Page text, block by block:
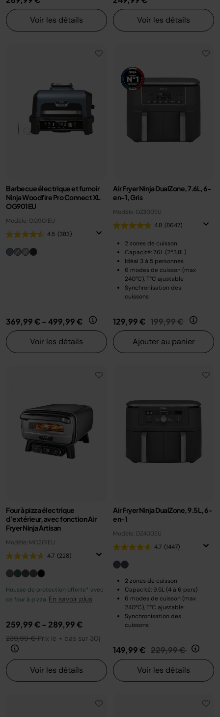
Voir les détails
Voir les détails
Barbecue électrique et fumoir
Ninja Woodfire Pro Connect XL
OG901EU
Modèle: OG901EU
4.5 (383)
369,99 €- 499,99 €
Voir les détails
Air Fryer Ninja DualZone, 7.6L, 6-
en-1, Gris
Modèle: DZ300EU
4.8 (8647)
2 zones de cuisson
Capacité: 7.6L (2*3.8L)
Idéal 3 à 5 personnes
6 modes de cuisson (max
240°C), T°C ajustable
Synchronisation des
cuissons
129,99 € Prix réduit de
199,99 € au
Ajouter au panier
Four à pizza électrique
d’extérieur, avec fonction Air
Fryer Ninja Artisan
Modèle: MO201EU
4.7 (228)
Housse de protection offerte* avec
ce four à pizza. En savoir plus
259,99 €- 289,99 €
239,99 €Prix le + bas sur 30j
Voir les détails
Air Fryer Ninja DualZone, 9.5L, 6-
en-1
Modèle: DZ400EU
4.7 (1447)
2 zones de cuisson
Capacité: 9.5L (4 à 6 pers)
6 modes de cuisson (max
240°C), T°C ajustable
Synchronisation des
cuissons
149,99 € Prix réduit de
229,99 € au
Voir les détails